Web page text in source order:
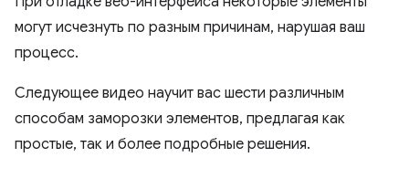
могут исчезнуть по разным причинам, нарушая ваш
процесс.
Следующее видео научит вас шести различным
способам заморозки элементов, предлагая как
простые, так и более подробные решения.